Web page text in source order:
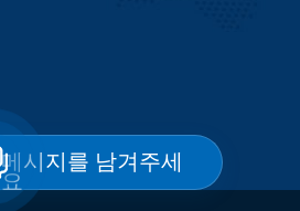
메시지를 남겨주세
요